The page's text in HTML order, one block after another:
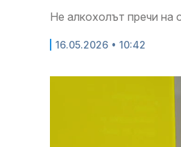
Не алкохолът пречи на
16.05.2026 • 10:42